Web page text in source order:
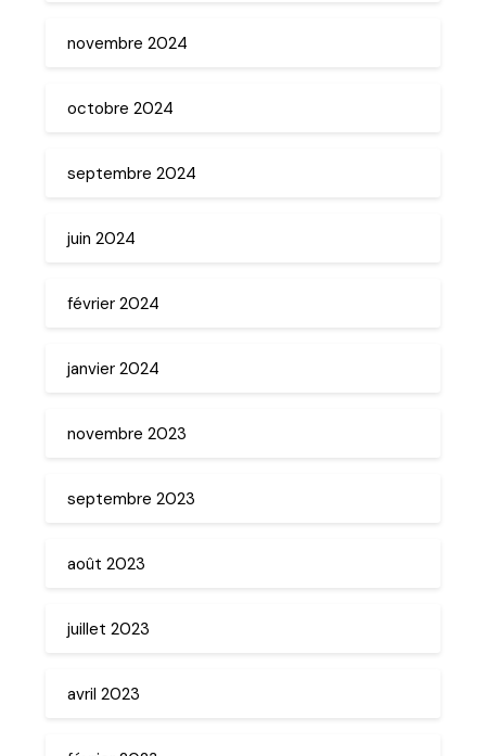
novembre 2024
octobre 2024
septembre 2024
juin 2024
février 2024
janvier 2024
novembre 2023
septembre 2023
août 2023
juillet 2023
avril 2023